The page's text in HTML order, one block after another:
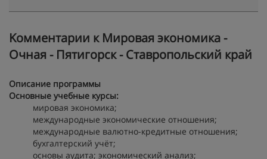
Kомментарии к Мировая экономика -
Очная - Пятигорск - Ставропольский край
Описание программы
Основные учебные курсы:
мировая экономика;
международные экономические отношения;
международные валютно-кредитные отношения;
бухгалтерский учёт;
основы аудита; экономический анализ;